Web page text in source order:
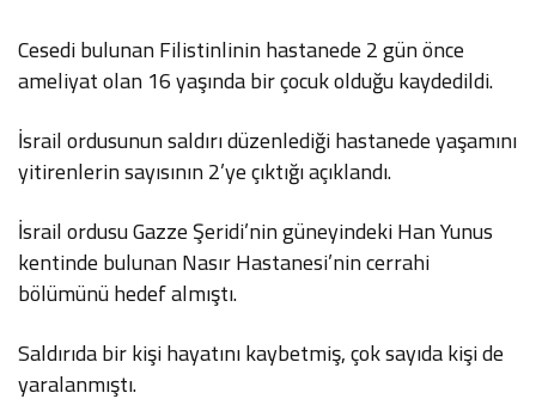
Cesedi bulunan Filistinlinin hastanede 2 gün önce
ameliyat olan 16 yaşında bir çocuk olduğu kaydedildi.
İsrail ordusunun saldırı düzenlediği hastanede yaşamını
yitirenlerin sayısının 2’ye çıktığı açıklandı.
İsrail ordusu Gazze Şeridi’nin güneyindeki Han Yunus
kentinde bulunan Nasır Hastanesi’nin cerrahi
bölümünü hedef almıştı.
Saldırıda bir kişi hayatını kaybetmiş, çok sayıda kişi de
yaralanmıştı.